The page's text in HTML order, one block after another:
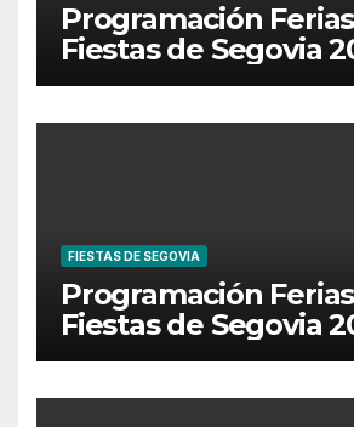
Programación
Fiestas de Segovia
de Junio
FIESTAS DE SEGOVIA
Programación
Fiestas de Segovia
de Junio